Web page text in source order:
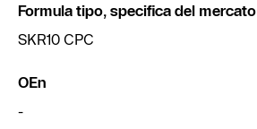
Formula tipo, specifica del mercato
SKR10 CPC
OEn
-